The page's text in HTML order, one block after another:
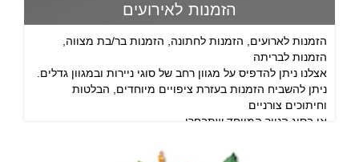
הזמנות לאירועים
הזמנות לארועים, הזמנות לחתונה, הזמנות בר/בת מצווה,
הזמנות לבריתה
אצלנו ניתן להדפיס על מגוון רחב של סוגי ניירות ובמגוון גדלים.
ניתן להשביח הזמנות בעזרת ציפויים מיוחדים, הבלטות
וחיתוכים צורניים
או בסוג הנייר המיוחד שתבחרו.